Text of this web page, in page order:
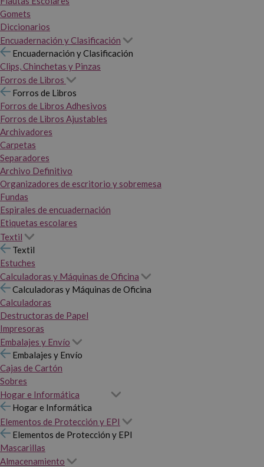
Gomets
Diccionarios
Encuadernación y Clasificación
Encuadernación y Clasificación
Clips, Chinchetas y Pinzas
Forros de Libros
Forros de Libros
Forros de Libros Adhesivos
Forros de Libros Ajustables
Archivadores
Carpetas
Separadores
Archivo Definitivo
Organizadores de escritorio y sobremesa
Fundas
Espirales de encuadernación
Etiquetas escolares
Textil
Textil
Estuches
Calculadoras y Máquinas de Oficina
Calculadoras y Máquinas de Oficina
Calculadoras
Destructoras de Papel
Impresoras
Embalajes y Envío
Embalajes y Envío
Cajas de Cartón
Sobres
Hogar e Informática
Hogar e Informática
Elementos de Protección y EPI
Elementos de Protección y EPI
Mascarillas
Almacenamiento